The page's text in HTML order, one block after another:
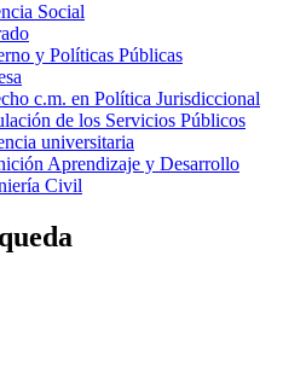
Social
y Políticas Públicas
c.m. en Política Jurisdiccional
de los Servicios Públicos
universitaria
Aprendizaje y Desarrollo
Civil